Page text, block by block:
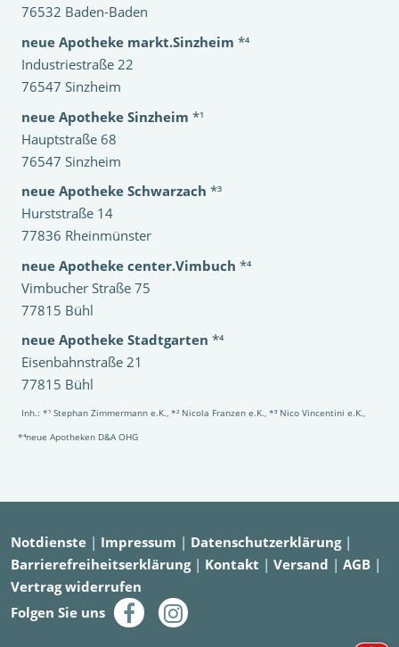
76532 Baden-Baden
neue Apotheke markt.Sinzheim *⁴
Industriestraße 22
76547 Sinzheim
neue Apotheke Sinzheim *¹
Hauptstraße 68
76547 Sinzheim
neue Apotheke Schwarzach *³
Hurststraße 14
77836 Rheinmünster
neue Apotheke center.Vimbuch *⁴
Vimbucher Straße 75
77815 Bühl
neue Apotheke Stadtgarten *⁴
Eisenbahnstraße 21
77815 Bühl
Inh.: *¹ Stephan Zimmermann e.K., *² Nicola Franzen e.K., *³ Nico Vincentini e.K.,
*⁴neue Apotheken D&A OHG
Notdienste | Impressum | Datenschutzerklärung|
Barrierefreiheitserklärung| Kontakt | Versand | AGB |
Vertrag widerrufen
Folgen Sie uns